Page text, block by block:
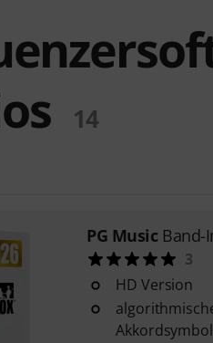
14
PG Music Band-
3
HD Version